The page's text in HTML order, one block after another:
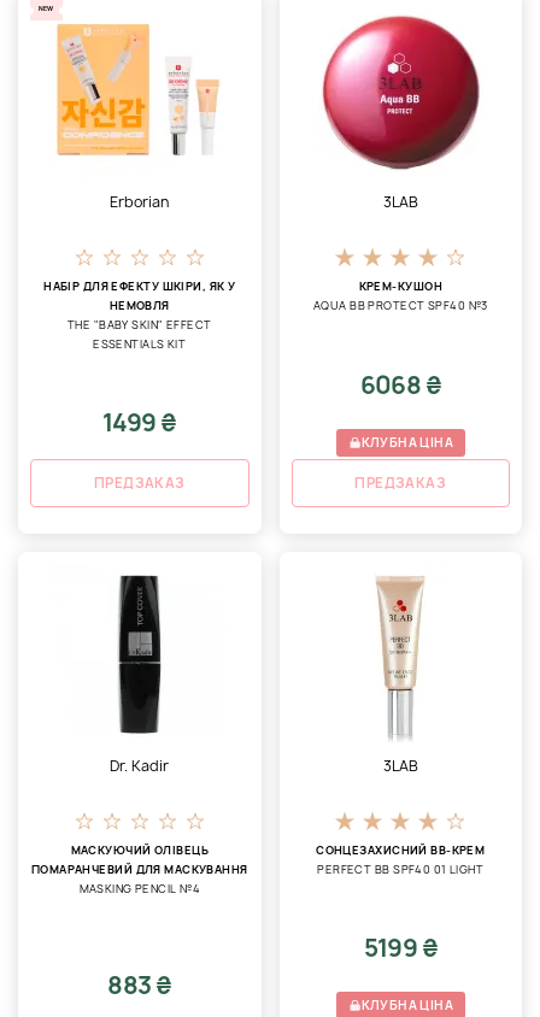
NEW
Erborian
НАБІР ДЛЯ ЕФЕКТУ ШКІРИ, ЯК У
НЕМОВЛЯ
THE "BABY SKIN" EFFECT
ESSENTIALS KIT
1499 ₴
ПРЕДЗАКАЗ
3LAB
КРЕМ-КУШОН
AQUA ВВ PROTECT SPF40 №3
6068 ₴
КЛУБНА ЦІНА
ПРЕДЗАКАЗ
Dr. Kadir
МАСКУЮЧИЙ ОЛІВЕЦЬ
ПОМАРАНЧЕВИЙ ДЛЯ МАСКУВАННЯ
МASKING PENCIL №4
883 ₴
3LAB
СОНЦЕЗАХИСНИЙ BB-КРЕМ
PERFECT BB SPF40 01 LIGHT
5199 ₴
КЛУБНА ЦІНА